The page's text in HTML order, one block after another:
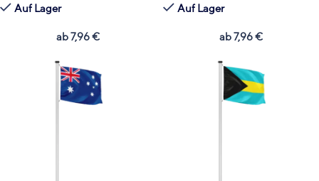
Auf Lager
ab7,96€
Auf Lager
ab7,96€